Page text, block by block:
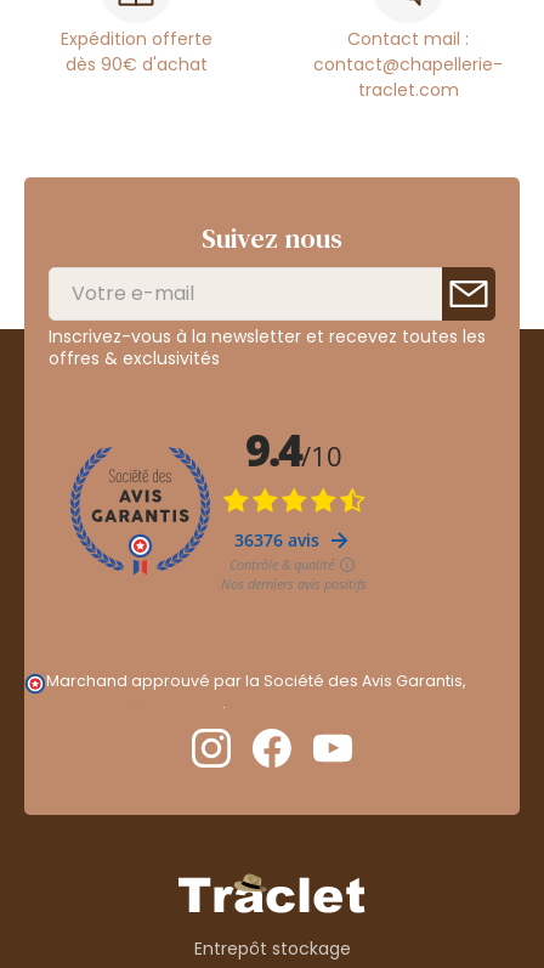
Expédition offerte
dès 90€ d'achat
Contact mail :
contact@chapellerie-
traclet.com
Suivez nous
Inscrivez-vous à la newsletter et recevez toutes les
offres & exclusivités
Marchand approuvé par la Société des Avis Garantis,
.
Entrepôt stockage